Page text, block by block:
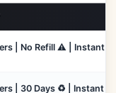
| No Refill ⚠️ | Instant
| 30 Days ♻️ | Instant